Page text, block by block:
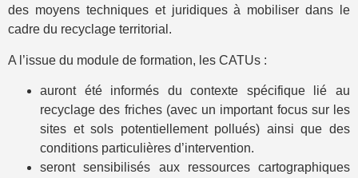
des moyens techniques et juridiques à mobiliser dans le
cadre du recyclage territorial.
A l’issue du module de formation, les CATUs :
auront été informés du contexte spécifique lié au
recyclage des friches (avec un important focus sur les
sites et sols potentiellement pollués) ainsi que des
conditions particulières d’intervention.
seront sensibilisés aux ressources cartographiques